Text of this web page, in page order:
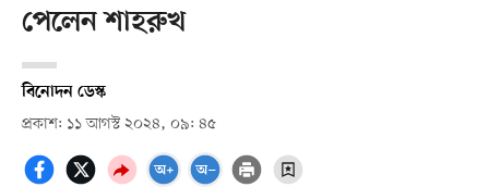
পেলেন শাহরুখ
বিনোদন ডেস্ক
প্রকাশ: ১১ আগস্ট ২০২৪, ০৯: ৪৫